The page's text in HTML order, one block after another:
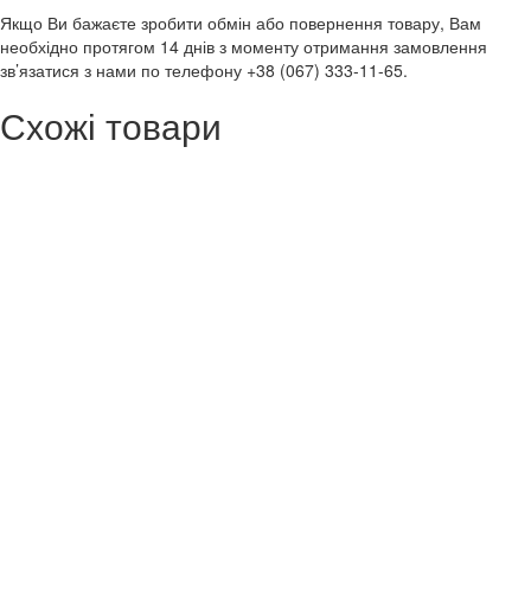
Якщо Ви бажаєте зробити обмін або повернення товару, Вам
необхідно протягом 14 днів з моменту отримання замовлення
зв’язатися з нами по телефону +38 (067) 333-11-65.
Схожі товари